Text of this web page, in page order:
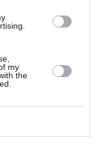
my
the
/ ΝΕΑ
Μουσείο
τον